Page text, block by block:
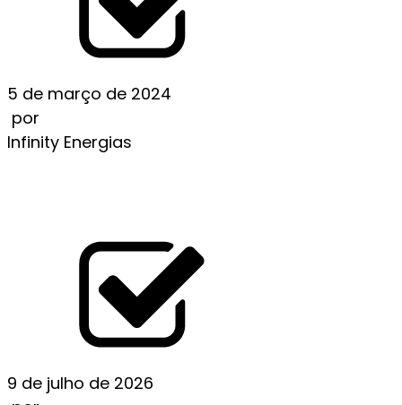
5 de março de 2024
por
Infinity Energias
9 de julho de 2026